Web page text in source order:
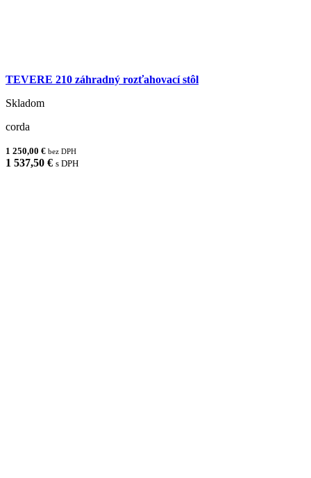
TEVERE 210 záhradný rozťahovací stôl
Skladom
corda
1 250,00 € bez DPH
1 537,50 € s DPH